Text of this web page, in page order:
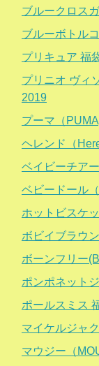
ブルークロス
ブルーボトル
プリキュア 福
プリニオ ヴィ
2019
プーマ（
ヘレンド（
ベイビーチア
ベビードール
ホットビスケ
ボビイブラウ
ボーンフリー
ポンポネット
ポールスミス
マイケルジャ
マウジー（